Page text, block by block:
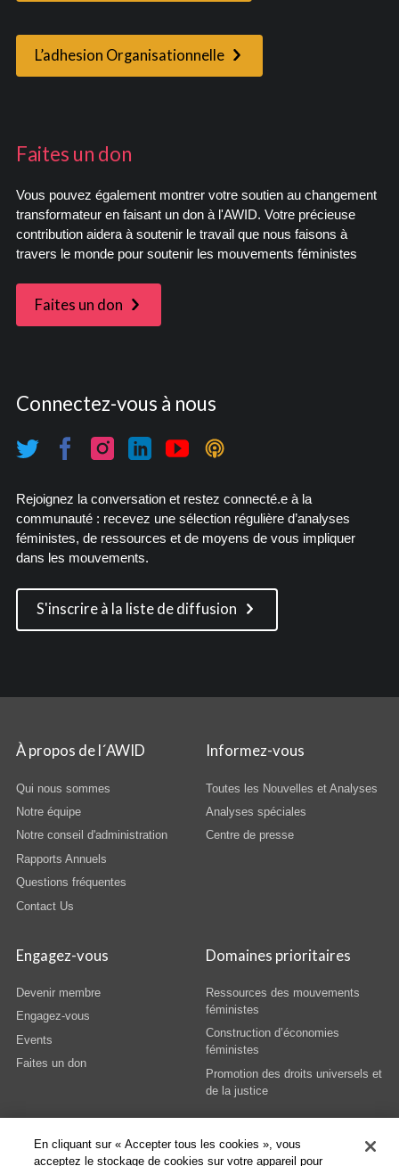
L’adhesion Organisationnelle
Faites un don
Vous pouvez également montrer votre soutien au changement
transformateur en faisant un don à l'AWID. Votre précieuse
contribution aidera à soutenir le travail que nous faisons à
travers le monde pour soutenir les mouvements féministes
Faites un don
Connectez-vous à nous
Rejoignez la conversation et restez connecté.e à la
communauté : recevez une sélection régulière d’analyses
féministes, de ressources et de moyens de vous impliquer
dans les mouvements.
S'inscrire à la liste de diffusion
À propos de l´AWID
Qui nous sommes
Notre équipe
Notre conseil d'administration
Rapports Annuels
Questions fréquentes
Contact Us
Informez-vous
Toutes les Nouvelles et Analyses
Analyses spéciales
Centre de presse
Engagez-vous
Devenir membre
Engagez-vous
Events
Faites un don
Domaines prioritaires
Ressources des mouvements
féministes
Construction d’économies
féministes
Promotion des droits universels et
de la justice
En cliquant sur « Accepter tous les cookies », vous
acceptez le stockage de cookies sur votre appareil pour